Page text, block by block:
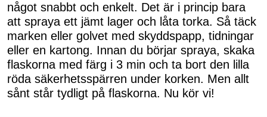
något snabbt och enkelt. Det är i princip bara
att spraya ett jämt lager och låta torka. Så täck
marken eller golvet med skyddspapp, tidningar
eller en kartong. Innan du börjar spraya, skaka
flaskorna med färg i 3 min och ta bort den lilla
röda säkerhetsspärren under korken. Men allt
sånt står tydligt på flaskorna. Nu kör vi!